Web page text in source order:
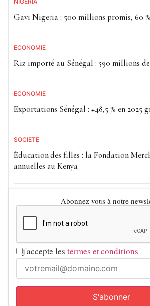
NIGÉRIA
Gavi Nigeria : 500 millions promis, 60 %
ECONOMIE
Riz importé au Sénégal : 590 millions
ECONOMIE
Exportations Sénégal : +48,5 % en 2025
SOCIETE
Éducation des filles : la Fondation
annuelles au Kenya
Abonnez vous à notre
j'accepte les termes et conditions